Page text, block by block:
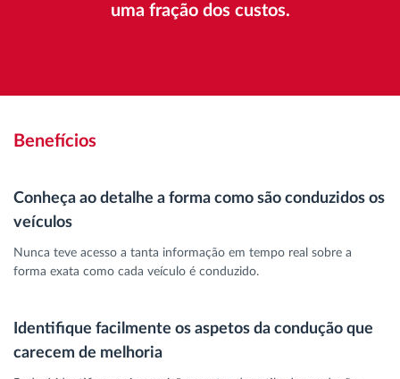
uma fração dos custos.
Benefícios
Conheça ao detalhe a forma como são conduzidos os
veículos
Nunca teve acesso a tanta informação em tempo real sobre a
forma exata como cada veículo é conduzido.
Identifique facilmente os aspetos da condução que
carecem de melhoria